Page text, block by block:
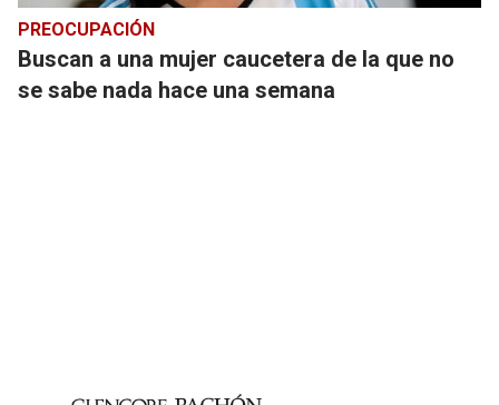
PREOCUPACIÓN
Buscan a una mujer caucetera de la que no
se sabe nada hace una semana